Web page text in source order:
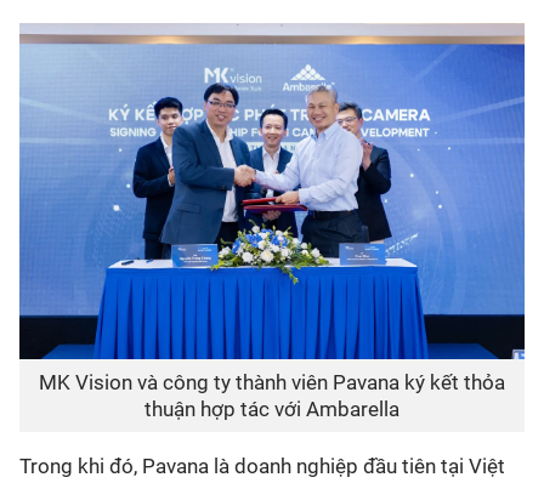
MK Vision và công ty thành viên Pavana ký kết thỏa
thuận hợp tác với Ambarella
Trong khi đó, Pavana là doanh nghiệp đầu tiên tại Việt